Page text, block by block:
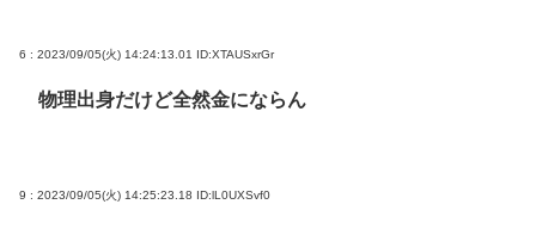
6 : 2023/09/05(火) 14:24:13.01 ID:XTAUSxrGr
物理出身だけど全然金にならん
9 : 2023/09/05(火) 14:25:23.18 ID:lL0UXSvf0